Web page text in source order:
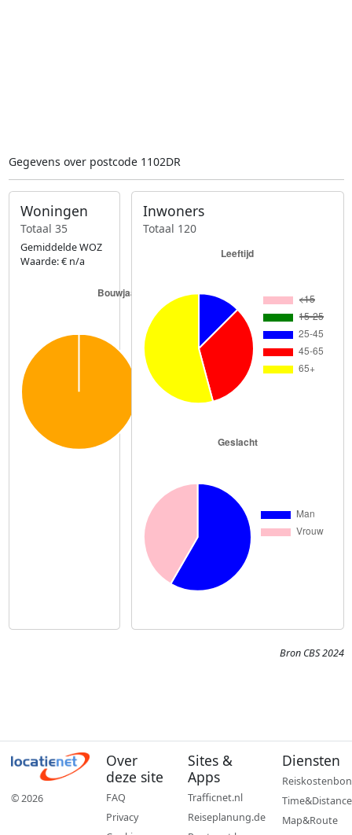
Gegevens over postcode 1102DR
Woningen
Totaal 35
Gemiddelde WOZ
Waarde: € n/a
Inwoners
Totaal 120
Bron CBS 2024
© 2026
Over
deze site
FAQ
Privacy
Sites &
Apps
Trafficnet.nl
Reiseplanung.de
Diensten
Reiskostenbon
Time&Distance
Map&Route